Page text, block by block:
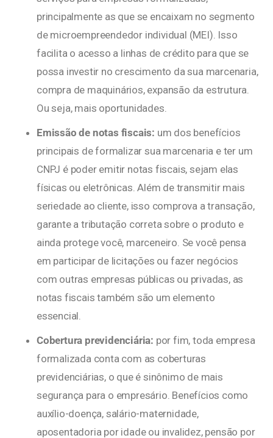
principalmente as que se encaixam no segmento
de microempreendedor individual (MEI). Isso
facilita o acesso a linhas de crédito para que se
possa investir no crescimento da sua marcenaria,
compra de maquinários, expansão da estrutura.
Ou seja, mais oportunidades.
Emissão de notas fiscais: um dos benefícios
principais de formalizar sua marcenaria e ter um
CNPJ é poder emitir notas fiscais, sejam elas
físicas ou eletrônicas. Além de transmitir mais
seriedade ao cliente, isso comprova a transação,
garante a tributação correta sobre o produto e
ainda protege você, marceneiro. Se você pensa
em participar de licitações ou fazer negócios
com outras empresas públicas ou privadas, as
notas fiscais também são um elemento
essencial.
Cobertura previdenciária: por fim, toda empresa
formalizada conta com as coberturas
previdenciárias, o que é sinônimo de mais
segurança para o empresário. Benefícios como
auxílio-doença, salário-maternidade,
aposentadoria por idade ou invalidez, pensão por